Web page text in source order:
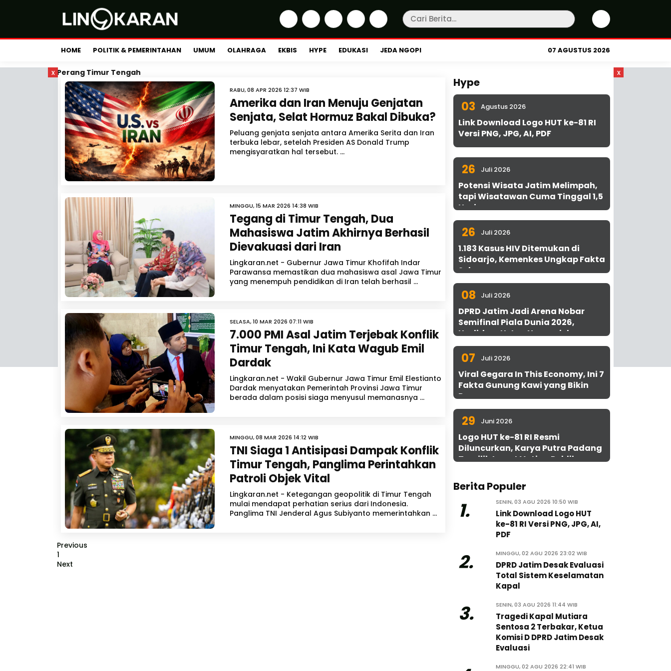
HOME POLITIK & PEMERINTAHAN UMUM OLAHRAGA EKBIS HYPE EDUKASI JEDA NGOPI 07 AGUSTUS 2026
x x
Perang Timur Tengah
RABU, 08 APR 2026 12:37 WIB
Amerika dan Iran Menuju Genjatan
Senjata, Selat Hormuz Bakal Dibuka?
Peluang genjata senjata antara Amerika Serita dan Iran
terbuka lebar, setelah Presiden AS Donald Trump
mengisyaratkan hal tersebut. ...
MINGGU, 15 MAR 2026 14:38 WIB
Tegang di Timur Tengah, Dua
Mahasiswa Jatim Akhirnya Berhasil
Dievakuasi dari Iran
Lingkaran.net - Gubernur Jawa Timur Khofifah Indar
Parawansa memastikan dua mahasiswa asal Jawa Timur
yang menempuh pendidikan di Iran telah berhasil ...
SELASA, 10 MAR 2026 07:11 WIB
7.000 PMI Asal Jatim Terjebak Konflik
Timur Tengah, Ini Kata Wagub Emil
Dardak
Lingkaran.net - Wakil Gubernur Jawa Timur Emil Elestianto
Dardak menyatakan Pemerintah Provinsi Jawa Timur
berada dalam posisi siaga menyusul memanasnya ...
MINGGU, 08 MAR 2026 14:12 WIB
TNI Siaga 1 Antisipasi Dampak Konflik
Timur Tengah, Panglima Perintahkan
Patroli Objek Vital
Lingkaran.net - Ketegangan geopolitik di Timur Tengah
mulai mendapat perhatian serius dari Indonesia.
Panglima TNI Jenderal Agus Subiyanto memerintahkan ...
Previous
1
Next
Hype
03 Agustus 2026
Link Download Logo HUT ke-81 RI
Versi PNG, JPG, AI, PDF
26 Juli 2026
Potensi Wisata Jatim Melimpah,
tapi Wisatawan Cuma Tinggal 1,5
Hari
26 Juli 2026
1.183 Kasus HIV Ditemukan di
Sidoarjo, Kemenkes Ungkap Fakta
Sebenarnya
08 Juli 2026
DPRD Jatim Jadi Arena Nobar
Semifinal Piala Dunia 2026,
Hadirkan Uston Nawawi dan
UMKM Gratis untuk 1.000 Warga
07 Juli 2026
Viral Gegara In This Economy, Ini 7
Fakta Gunung Kawi yang Bikin
Penasaran
29 Juni 2026
Logo HUT ke-81 RI Resmi
Diluncurkan, Karya Putra Padang
Terpilih Lewat Voting Publik
Berita Populer
1. SENIN, 03 AGU 2026 10:50 WIB
Link Download Logo HUT
ke-81 RI Versi PNG, JPG, AI,
PDF
2. MINGGU, 02 AGU 2026 23:02 WIB
DPRD Jatim Desak Evaluasi
Total Sistem Keselamatan
Kapal
3. SENIN, 03 AGU 2026 11:44 WIB
Tragedi Kapal Mutiara
Sentosa 2 Terbakar, Ketua
Komisi D DPRD Jatim Desak
Evaluasi
MINGGU, 02 AGU 2026 22:41 WIB